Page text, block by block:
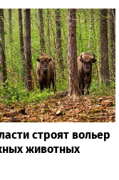
строят вольер
животных